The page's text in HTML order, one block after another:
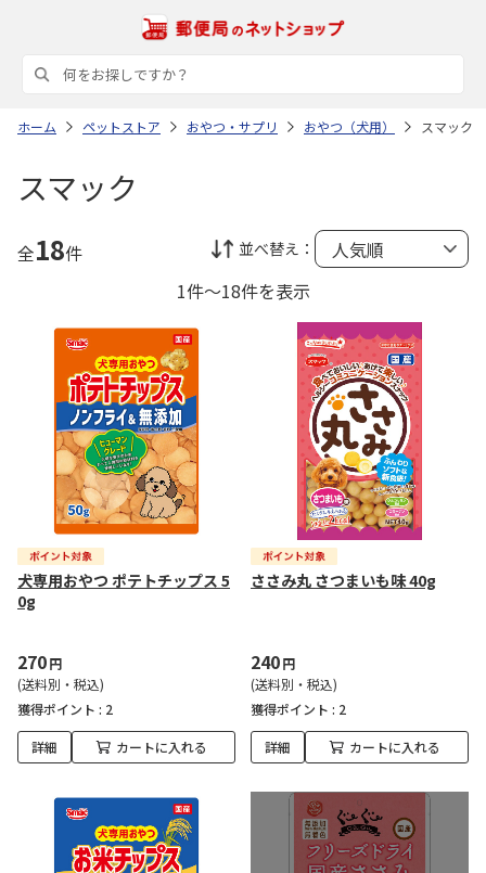
ホーム ペットストア おやつ・サプリ おやつ（犬用） スマック
スマック
全18件 並べ替え：
1件～18件を表示
犬専用おやつ ポテトチップス 5
0g
270円
(送料別・税込)
獲得ポイント : 2
詳細 カートに入れる
ささみ丸 さつまいも味 40g
240円
(送料別・税込)
獲得ポイント : 2
詳細 カートに入れる